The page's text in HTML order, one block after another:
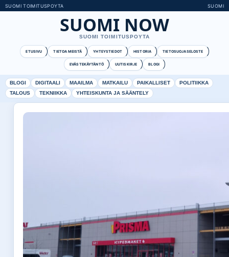
SUOMI TOIMITUSPOYTA SUOMI
SUOMI NOW
SUOMI TOIMITUSPOYTA
ETUSIVU TIETOA MEISTÄ YHTEYSTIEDOT HISTORIA TIETOSUOJASELOSTE
EVÄSTEKÄYTÄNTÖ UUTISKIRJE BLOGI
BLOGI DIGITAALI MAAILMA MATKAILU PAIKALLISET
POLITIIKKA
TALOUS
TEKNIIKKA YHTEISKUNTA JA SÄÄNTELY